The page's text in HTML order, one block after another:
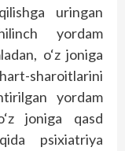
uringan
yordam
o‘z joniga
sharoitlarini
yordam
joniga qasd
psixiatriya